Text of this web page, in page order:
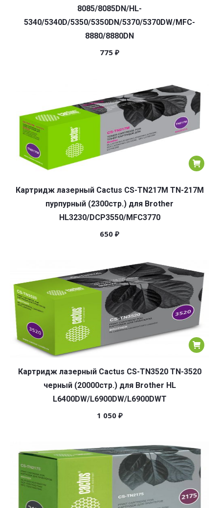
8085/8085DN/HL-
5340/5340D/5350/5350DN/5370/5370DW/MFC-
8880/8880DN
775 ₽
Картридж лазерный Cactus CS-TN217M TN-217M
пурпурный (2300стр.) для Brother
HL3230/DCP3550/MFC3770
650 ₽
Картридж лазерный Cactus CS-TN3520 TN-3520
черный (20000стр.) для Brother HL
L6400DW/L6900DW/L6900DWT
1 050 ₽